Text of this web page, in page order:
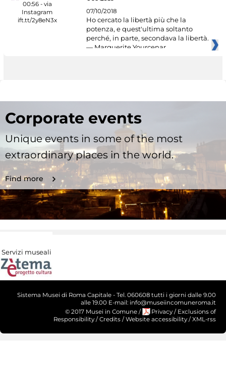
07/10/2018
Ho cercato la libertà più che la
potenza, e quest'ultima soltanto
perché, in parte, secondava la libertà.
— Marguerite Yourcenar
Corporate events
Unique events in some of the most
extraordinary places in the world.
Find more
Servizi museali
Sistema Musei di Roma Capitale - Tel. 060608 tutti i giorni dalle 9.00
alle 19.00 E-mail: info@museiincomuneroma.it
© 2017 Musei in Comune / Privacy / Exclusions of
Responsibility / Credits / Website accessibility / XML-rss